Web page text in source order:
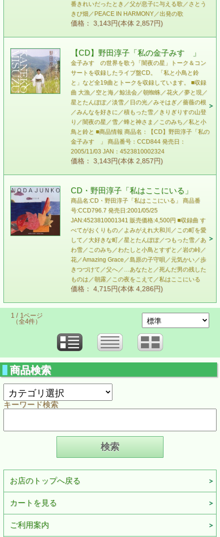
番きれいだったとき／父が息子に与える歌／さとう
きび畑／PEACE IN HARMONY／出発の歌
価格： 3,143円(本体 2,857円)
【CD】野田淳子「私の金子みすゞ」
金子みすゞの世界を歌う「闇夜の星」トーク＆コン
サートを収録したライブ盤CD。 「私と小鳥と鈴
と」など全19曲とトークを収録しています。 ■収録
曲 大漁／空と海／鯨法会／朝蜘蛛／花火／夢と現／
星とたんぽぽ／淡雪／日の光／みそはぎ／薔薇の根
／みんなを好きに／積もった雪／きりぎりすの山登
り／闇夜の星／雪／蜂と神さま／このみち／私と小
鳥と鈴と ■商品情報 商品名：【CD】野田淳子「私の
金子みすゞ」 商品番号：CCD844 発売日：
2005/11/03 JAN：4523810002324
価格： 3,143円(本体 2,857円)
CD・野田淳子「私はここにいる」
商品名:CD・野田淳子「私はここにいる」 商品番
号:CCD796.7 発売日:2001/05/25
JAN:4523810001341 販売価格:4,500円 ■収録曲 す
べてがおくりもの／よみがえれ大和川／この町を愛
して／大好きな町／星とたんぽぽ／つもった雪／あ
わ雪／このみち／わたしと小鳥とすずと／岩の峠／
花／Amazing Grace／島原の子守唄／元気かい／歩
きつづけて／父へ／…あなたと／死んだ男の残した
ものは／朝露／この夜をこえて／私はここにいる
価格： 4,715円(本体 4,286円)
1 / 1ページ
（全4件）
商品検索
キーワード検索
お店のトップへ戻る
カートを見る
ご利用案内